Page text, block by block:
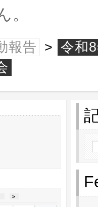
。
報告 > 令和
>